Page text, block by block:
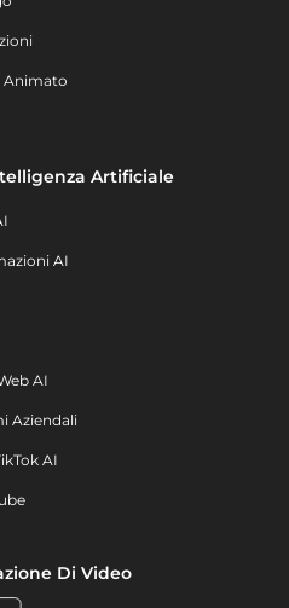
Animato
Artificiale
AI
AI
Aziendali
AI
Di Video